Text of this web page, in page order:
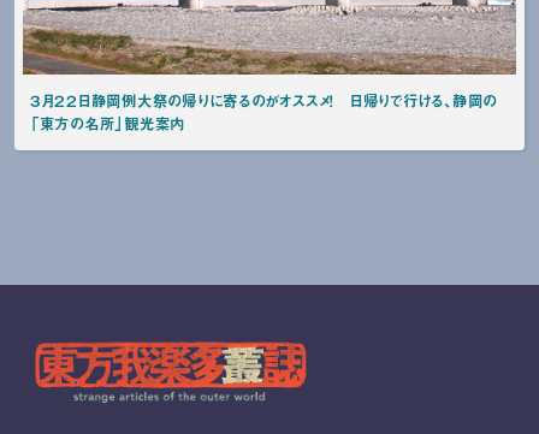
３月２２日静岡例大祭の帰りに寄るのがオススメ！ 日帰りで行ける、静岡の
「東方の名所」観光案内